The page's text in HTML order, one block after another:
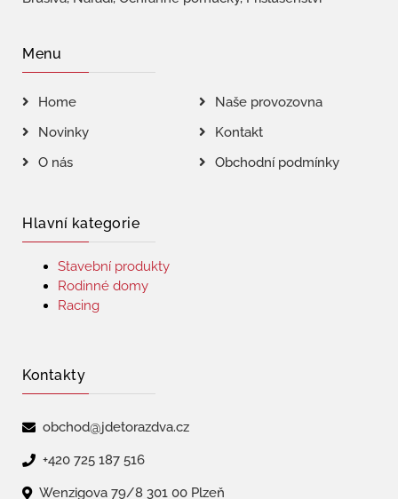
Menu
Home
Naše provozovna
Novinky
Kontakt
O nás
Obchodní podmínky
Hlavní kategorie
Stavební produkty
Rodinné domy
Racing
Kontakty
obchod@jdetorazdva.cz
+420 725 187 516
Wenzigova 79/8 301 00 Plzeň